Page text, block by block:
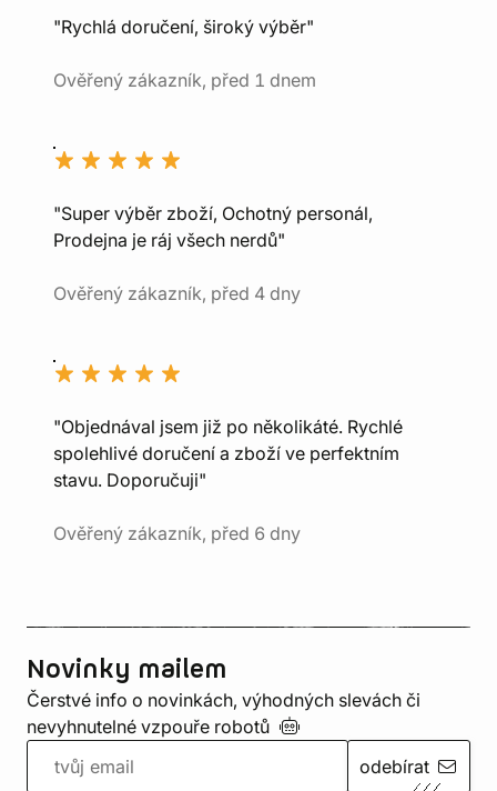
"Rychlá doručení, široký výběr"
Ověřený zákazník, před 1 dnem
"Super výběr zboží, Ochotný personál,
Prodejna je ráj všech nerdů"
Ověřený zákazník, před 4 dny
"Objednával jsem již po několikáté. Rychlé
spolehlivé doručení a zboží ve perfektním
stavu. Doporučuji"
Ověřený zákazník, před 6 dny
Novinky mailem
Čerstvé info o novinkách, výhodných slevách či
nevyhnutelné vzpouře robotů
odebírat